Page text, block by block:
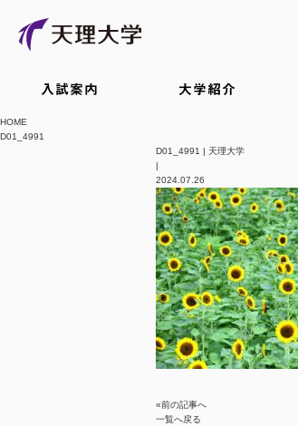
入試案内 大学紹介
HOME
D01_4991
D01_4991 | 天理大学
|
2024.07.26
«前の記事へ
一覧へ戻る